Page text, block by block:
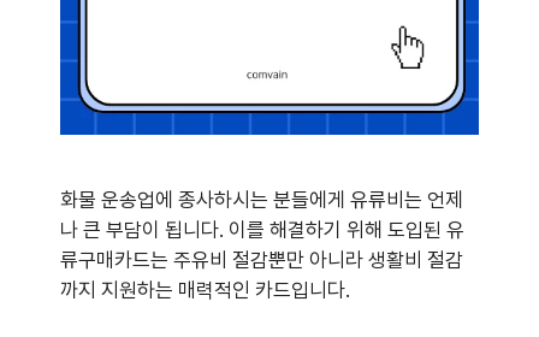
화물 운송업에 종사하시는 분들에게 유류비는 언제
나 큰 부담이 됩니다. 이를 해결하기 위해 도입된 유
류구매카드는 주유비 절감뿐만 아니라 생활비 절감
까지 지원하는 매력적인 카드입니다.